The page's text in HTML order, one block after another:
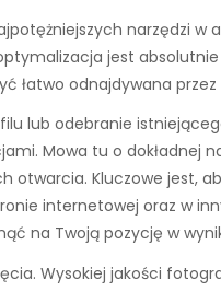
narzędzi w
jest
łatwo odnajdywana
lub odebranie
Mowa tu o dokładnej
otwarcia. Kluczowe jest,
internetowej oraz w
na Twoją pozycję w
Wysokiej jakości